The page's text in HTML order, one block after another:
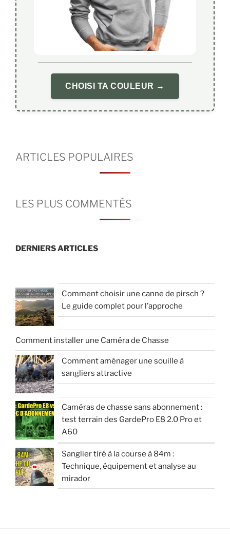
CHOISI TA COULEUR →
ARTICLES POPULAIRES
LES PLUS COMMENTÉS
DERNIERS ARTICLES
Comment choisir une canne de pirsch ?
Le guide complet pour l’approche
Comment installer une Caméra de Chasse
Comment aménager une souille à
sangliers attractive
Caméras de chasse sans abonnement :
test terrain des GardePro E8 2.0 Pro et
A60
Sanglier tiré à la course à 84m :
Technique, équipement et analyse au
mirador